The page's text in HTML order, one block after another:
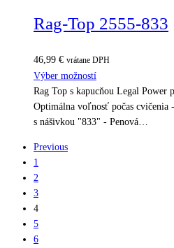
Rag-Top 2555-833
46,99 € vrátane DPH
Výber možností
Rag Top s kapucňou Legal Power
Optimálna voľnosť počas
s nášivkou "833" - Penová…
Previous
1
2
3
4
5
6